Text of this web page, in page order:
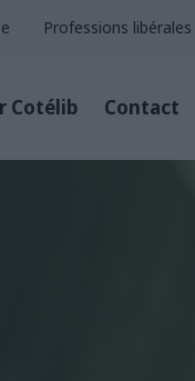
Professions
Cotélib Contact